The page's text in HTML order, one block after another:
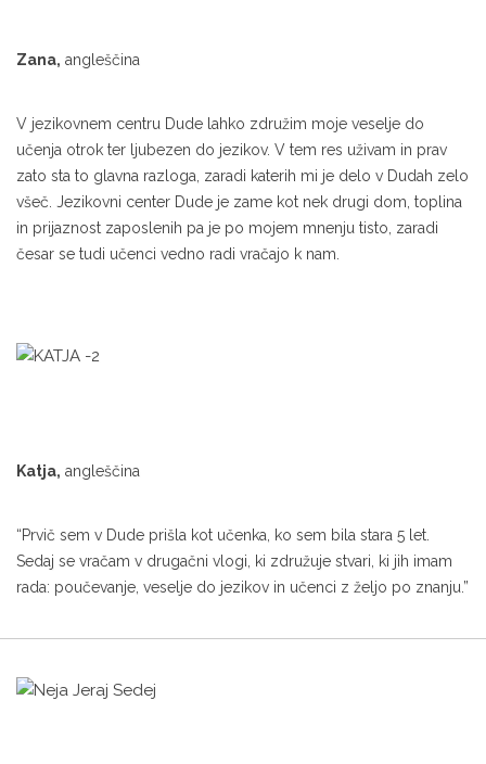
Zana, angleščina
V jezikovnem centru Dude lahko združim moje veselje do
učenja otrok ter ljubezen do jezikov. V tem res uživam in prav
zato sta to glavna razloga, zaradi katerih mi je delo v Dudah zelo
všeč. Jezikovni center Dude je zame kot nek drugi dom, toplina
in prijaznost zaposlenih pa je po mojem mnenju tisto, zaradi
česar se tudi učenci vedno radi vračajo k nam.
Katja, angleščina
“Prvič sem v Dude prišla kot učenka, ko sem bila stara 5 let.
Sedaj se vračam v drugačni vlogi, ki združuje stvari, ki jih imam
rada: poučevanje, veselje do jezikov in učenci z željo po znanju.”